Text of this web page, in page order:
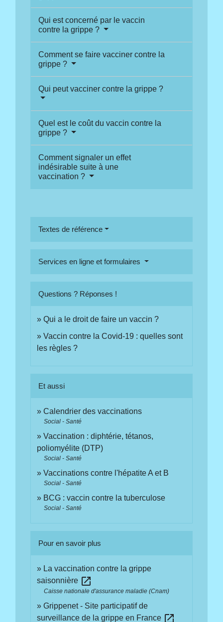
Qui est concerné par le vaccin
contre la grippe ?
Comment se faire vacciner contre la
grippe ?
Qui peut vacciner contre la grippe ?
Quel est le coût du vaccin contre la
grippe ?
Comment signaler un effet
indésirable suite à une
vaccination ?
Textes de référence
Services en ligne et formulaires
Questions ? Réponses !
Qui a le droit de faire un vaccin ?
Vaccin contre la Covid-19 : quelles sont
les règles ?
Et aussi
Calendrier des vaccinations
Social - Santé
Vaccination : diphtérie, tétanos,
poliomyélite (DTP)
Social - Santé
Vaccinations contre l'hépatite A et B
Social - Santé
BCG : vaccin contre la tuberculose
Social - Santé
Pour en savoir plus
La vaccination contre la grippe
saisonnière open_in_new
Caisse nationale d'assurance maladie (Cnam)
Grippenet - Site participatif de
surveillance de la grippe en France open_in_new